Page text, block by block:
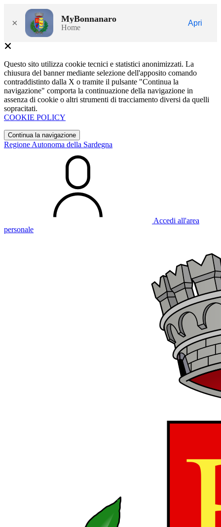
× MyBonnanaro
Home
Apri
Questo sito utilizza cookie tecnici e statistici anonimizzati. La
chiusura del banner mediante selezione dell'apposito comando
contraddistinto dalla X o tramite il pulsante "Continua la
navigazione" comporta la continuazione della navigazione in
assenza di cookie o altri strumenti di tracciamento diversi da quelli
sopracitati.
COOKIE POLICY
Continua la navigazione
Regione Autonoma della Sardegna
Accedi all'area
personale